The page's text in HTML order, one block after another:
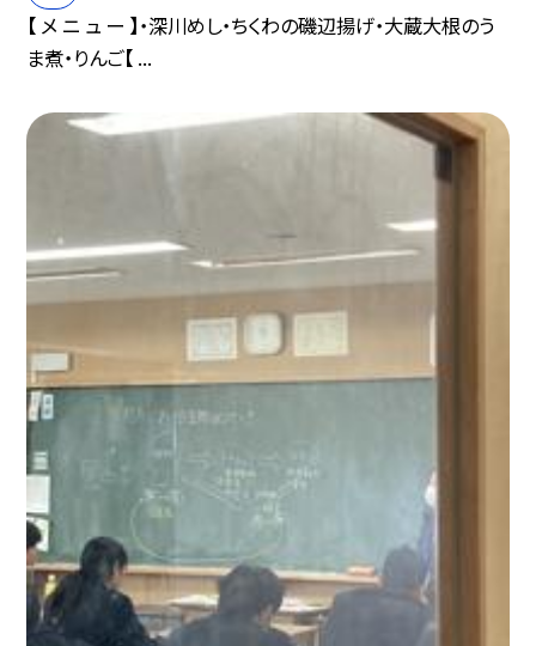
【 メ ニ ュ ー 】・深川めし・ちくわの磯辺揚げ・大蔵大根のう
ま煮・りんご【 ...